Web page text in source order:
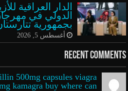
الدار العراقية
الدولي في
بجمهورية
أغسطس 5, 2026
Recent Comments
500mg capsules viagra
kamagra buy where can...